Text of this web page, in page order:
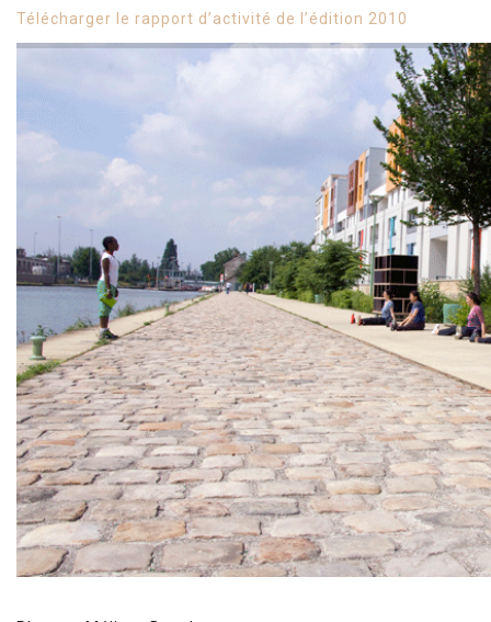
Télécharger le rapport d’activité de l’édition 2010